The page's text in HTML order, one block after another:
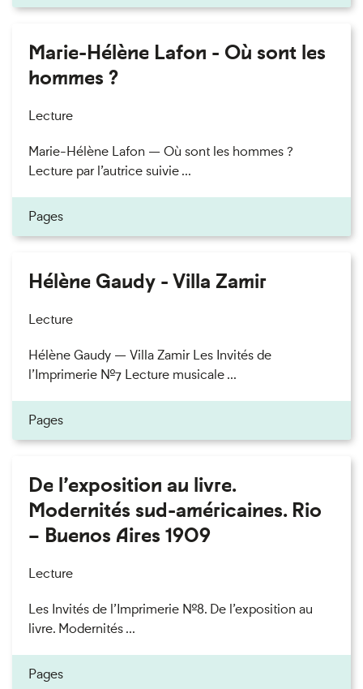
Marie-Hélène Lafon - Où sont les
hommes ?
Lecture
Marie-Hélène Lafon — Où sont les hommes ?
Lecture par l’autrice suivie ...
Pages
Hélène Gaudy - Villa Zamir
Lecture
Hélène Gaudy — Villa Zamir Les Invités de
l’Imprimerie n°7 Lecture musicale ...
Pages
De l’exposition au livre.
Modernités sud-américaines. Rio
– Buenos Aires 1909
Lecture
Les Invités de l’Imprimerie n°8. De l’exposition au
livre. Modernités ...
Pages